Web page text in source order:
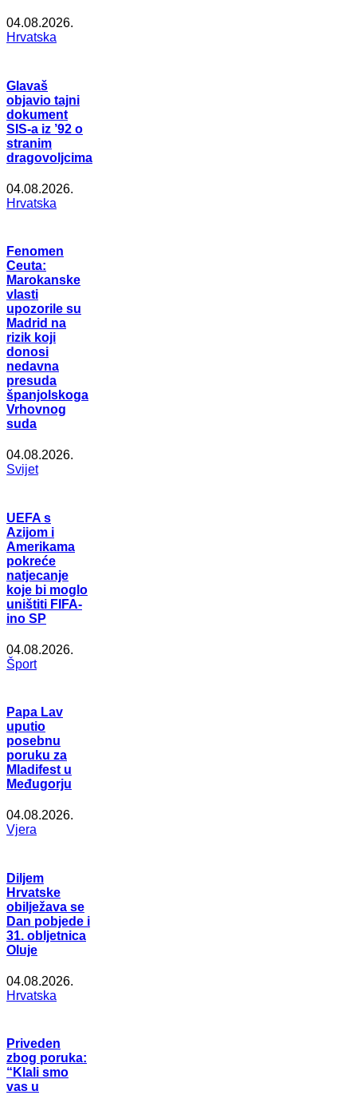
04.08.2026.
Hrvatska
Glavaš
objavio tajni
dokument
SIS-a iz ’92 o
stranim
dragovoljcima
04.08.2026.
Hrvatska
Fenomen
Ceuta:
Marokanske
vlasti
upozorile su
Madrid na
rizik koji
donosi
nedavna
presuda
španjolskoga
Vrhovnog
suda
04.08.2026.
Svijet
UEFA s
Azijom i
Amerikama
pokreće
natjecanje
koje bi moglo
uništiti FIFA-
ino SP
04.08.2026.
Šport
Papa Lav
uputio
posebnu
poruku za
Mladifest u
Međugorju
04.08.2026.
Vjera
Diljem
Hrvatske
obilježava se
Dan pobjede i
31. obljetnica
Oluje
04.08.2026.
Hrvatska
Priveden
zbog poruka:
“Klali smo
vas u